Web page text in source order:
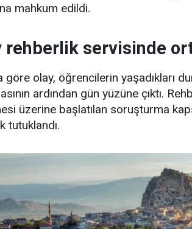
mahkum edildi.
rehberlik servisinde
göre olay, öğrencilerin yaşadıkları
ardından gün yüzüne çıktı.
üzerine başlatılan soruşturma
tutuklandı.